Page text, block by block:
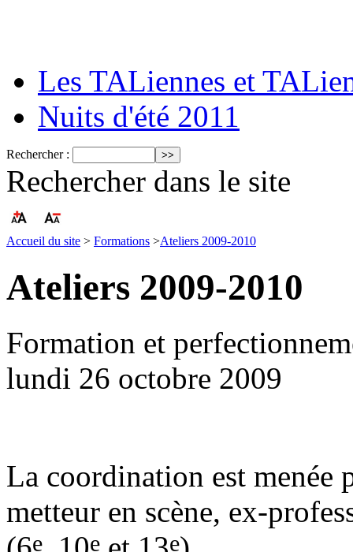
Les TALiennes et
Nuits d'été 2011
Rechercher :
Rechercher dans le site
Accueil du site > Formations >Ateliers 2009-2010
Ateliers 2009-2010
Formation et
lundi 26 octobre 2009
La coordination est menée
metteur en scène, ex-
e e e